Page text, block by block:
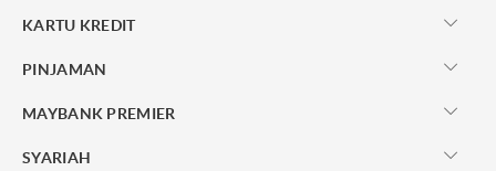
KARTU KREDIT
PINJAMAN
MAYBANK PREMIER
SYARIAH